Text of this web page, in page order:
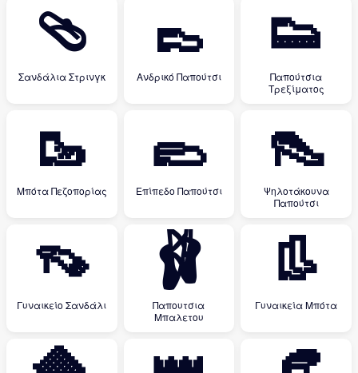
🩴
Σανδάλια Στρινγκ
👞
Ανδρικό Παπούτσι
👟
Παπούτσια
Τρεξίματος
🥾
Μπότα Πεζοπορίας
🥿
Επίπεδο Παπούτσι
👠
Ψηλοτάκουνα
Παπούτσι
👡
Γυναικείο Σανδάλι
🩰
Παπουτσια
Μπαλετου
👢
Γυναικεία Μπότα